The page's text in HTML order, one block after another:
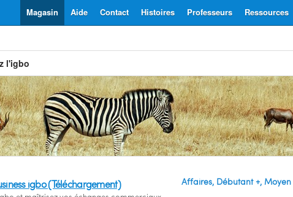
Ressources
Professeurs
Histoires
Contact
Aide
Magasin
l'igbo
igbo (Téléchargement) Affaires, Débutant +, Moyen